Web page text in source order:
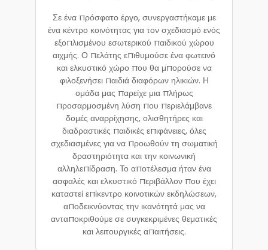
Σε ένα πρόσφατο έργο, συνεργαστήκαμε με
ένα κέντρο κοινότητας για τον σχεδιασμό ενός
εξοπλισμένου εσωτερικού παιδικού χώρου
αιχμής. Ο πελάτης επιθυμούσε ένα φωτεινό
και ελκυστικό χώρο που θα μπορούσε να
φιλοξενήσει παιδιά διαφόρων ηλικιών. Η
ομάδα μας παρείχε μια πλήρως
προσαρμοσμένη λύση που περιελάμβανε
δομές αναρρίχησης, ολισθητήρες και
διαδραστικές παιδικές επιφάνειες, όλες
σχεδιασμένες για να προωθούν τη σωματική
δραστηριότητα και την κοινωνική
αλληλεπίδραση. Το αποτέλεσμα ήταν ένα
ασφαλές και ελκυστικό περιβάλλον που έχει
καταστεί επίκεντρο κοινοτικών εκδηλώσεων,
αποδεικνύοντας την ικανότητά μας να
ανταποκριθούμε σε συγκεκριμένες θεματικές
και λειτουργικές απαιτήσεις.